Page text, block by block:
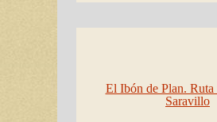
El Ibón de Plan. Ruta
Saravillo